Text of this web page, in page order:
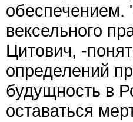
обеспечением.
вексельного
Цитович, -
определений
будущность в
оставаться